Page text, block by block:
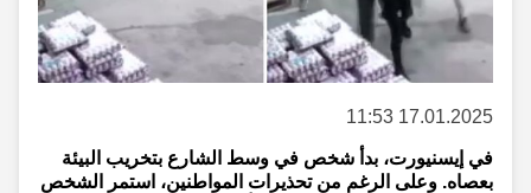
17.01.2025 11:53
في إيسنيورت، بدأ شخص في وسط الشارع بتخريب البيئة
بعصاه. وعلى الرغم من تحذيرات المواطنين، استمر الشخص